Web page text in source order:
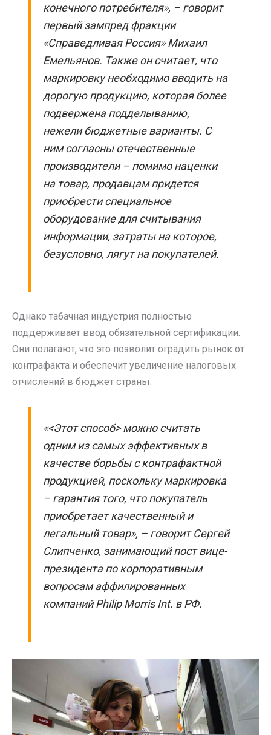
конечного потребителя», – говорит
первый зампред фракции
«Справедливая Россия» Михаил
Емельянов. Также он считает, что
маркировку необходимо вводить на
дорогую продукцию, которая более
подвержена подделыванию,
нежели бюджетные варианты. С
ним согласны отечественные
производители – помимо наценки
на товар, продавцам придется
приобрести специальное
оборудование для считывания
информации, затраты на которое,
безусловно, лягут на покупателей.
Однако табачная индустрия полностью
поддерживает ввод обязательной сертификации.
Они полагают, что это позволит оградить рынок от
контрафакта и обеспечит увеличение налоговых
отчислений в бюджет страны.
«<Этот способ> можно считать
одним из самых эффективных в
качестве борьбы с контрафактной
продукцией, поскольку маркировка
– гарантия того, что покупатель
приобретает качественный и
легальный товар», – говорит Сергей
Слипченко, занимающий пост вице-
президента по корпоративным
вопросам аффилированных
компаний Philip Morris Int. в РФ.